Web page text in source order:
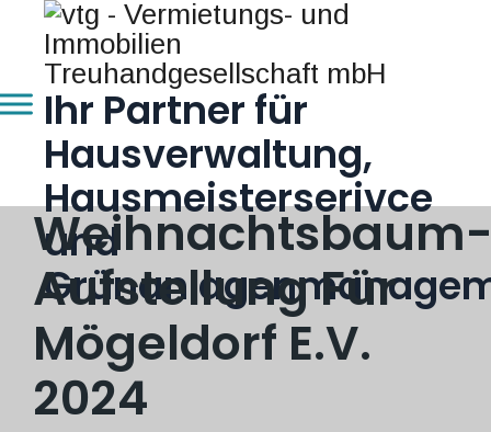
Ihr Partner für
Hausverwaltung,
Hausmeisterserivce
und
Aufstellung Für
Mögeldorf E.V.
2024